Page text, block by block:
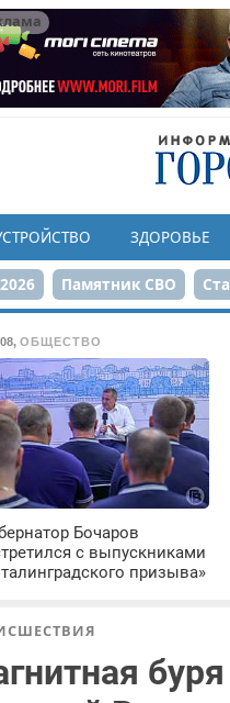
ЗДОРОВЬЕ
Памятник СВО
,ОБЩЕСТВО
Бочаров
с выпускниками
призыва»